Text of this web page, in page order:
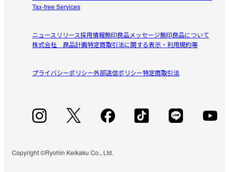
Tax-free Services
ニュースリリース採用情報無印良品メッセージ無印良品について
株式会社 良品計画特定商取引法に関する表示・利用規約等
プライバシーポリシー外部送信ポリシー特定商取引法
Copyright ©Ryohin Keikaku Co., Ltd.